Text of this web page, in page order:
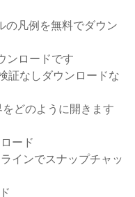
の凡例を無料でダウン
ンロードです
証なしダウンロードな
どのように開きます
ード
インでスナップチャッ